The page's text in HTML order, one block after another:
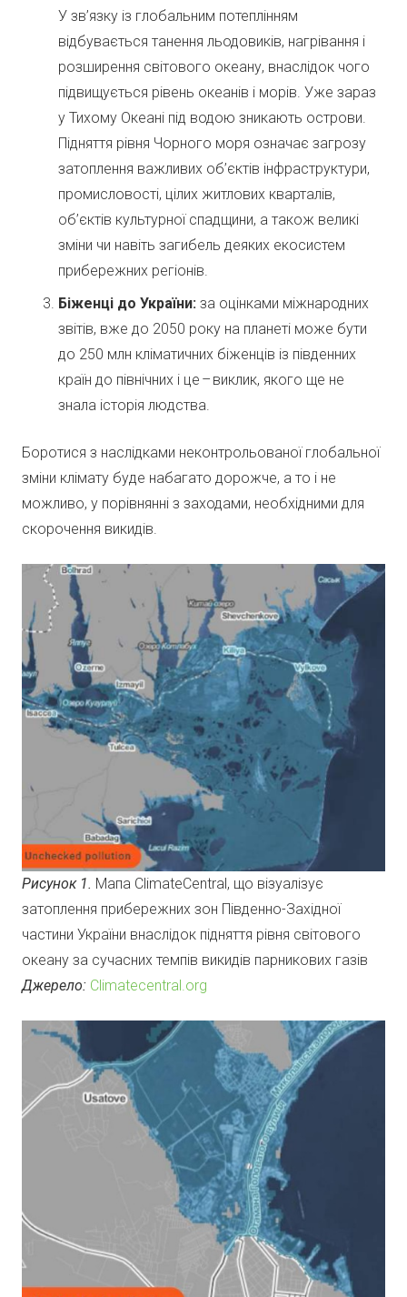
У зв’язку із глобальним потеплінням
відбувається танення льодовиків, нагрівання і
розширення світового океану, внаслідок чого
підвищується рівень океанів і морів. Уже зараз
у Тихому Океані під водою зникають острови.
Підняття рівня Чорного моря означає загрозу
затоплення важливих об’єктів інфраструктури,
промисловості, цілих житлових кварталів,
об’єктів культурної спадщини, а також великі
зміни чи навіть загибель деяких екосистем
прибережних регіонів.
Біженці до України: за оцінками міжнародних
звітів, вже до 2050 року на планеті може бути
до 250 млн кліматичних біженців із південних
країн до північних і це – виклик, якого ще не
знала історія людства.
Боротися з наслідками неконтрольованої глобальної
зміни клімату буде набагато дорожче, а то і не
можливо, у порівнянні з заходами, необхідними для
скорочення викидів.
Рисунок 1. Мапа ClimateCentral, що візуалізує
затоплення прибережних зон Південно-Західної
частини України внаслідок підняття рівня світового
океану за сучасних темпів викидів парникових газів
Джерело: Climatecentral.org